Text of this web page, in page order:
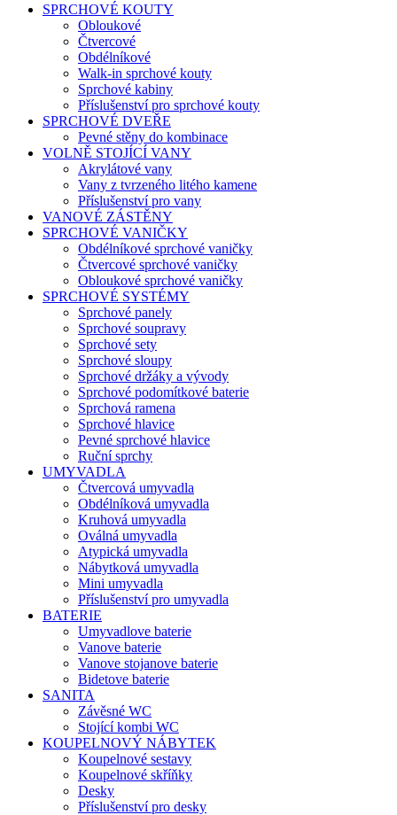
SPRCHOVÉ KOUTY
Obloukové
Čtvercové
Obdélníkové
Walk-in sprchové kouty
Sprchové kabiny
Příslušenství pro sprchové kouty
SPRCHOVÉ DVEŘE
Pevné stěny do kombinace
VOLNĚ STOJÍCÍ VANY
Akrylátové vany
Vany z tvrzeného litého kamene
Příslušenství pro vany
VANOVÉ ZÁSTĚNY
SPRCHOVÉ VANIČKY
Obdélníkové sprchové vaničky
Čtvercové sprchové vaničky
Obloukové sprchové vaničky
SPRCHOVÉ SYSTÉMY
Sprchové panely
Sprchové soupravy
Sprchové sety
Sprchové sloupy
Sprchové držáky a vývody
Sprchové podomítkové baterie
Sprchová ramena
Sprchové hlavice
Pevné sprchové hlavice
Ruční sprchy
UMYVADLA
Čtvercová umyvadla
Obdélníková umyvadla
Kruhová umyvadla
Oválná umyvadla
Atypická umyvadla
Nábytková umyvadla
Mini umyvadla
Příslušenství pro umyvadla
BATERIE
Umyvadlove baterie
Vanove baterie
Vanove stojanove baterie
Bidetove baterie
SANITA
Závěsné WC
Stojící kombi WC
KOUPELNOVÝ NÁBYTEK
Koupelnové sestavy
Koupelnové skříňky
Desky
Příslušenství pro desky